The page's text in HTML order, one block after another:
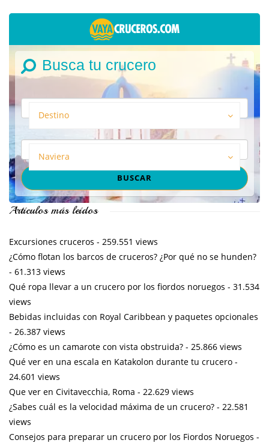
Busca tu crucero
Destino
Naviera
Artículos más leídos
Excursiones cruceros - 259.551 views
¿Cómo flotan los barcos de cruceros? ¿Por qué no se hunden?
- 61.313 views
Qué ropa llevar a un crucero por los fiordos noruegos - 31.534
views
Bebidas incluidas con Royal Caribbean y paquetes opcionales
- 26.387 views
¿Cómo es un camarote con vista obstruida? - 25.866 views
Qué ver en una escala en Katakolon durante tu crucero -
24.601 views
Que ver en Civitavecchia, Roma - 22.629 views
¿Sabes cuál es la velocidad máxima de un crucero? - 22.581
views
Consejos para preparar un crucero por los Fiordos Noruegos -